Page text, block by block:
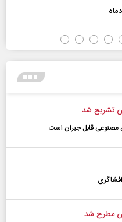
تشریح شد
مصنوعی قابل جبران است
مطرح شد